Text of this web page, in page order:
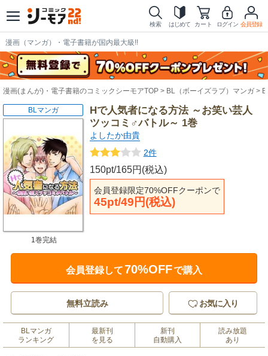
検索 はじめて カート ログイン 会員登録
漫画（マンガ）・電子書籍が国内最大級!!
漫画(まんが)・電子書籍のコミックシーモアTOP BL（ボーイズラブ）マンガ
Hで人気者になる方法 ～お笑い芸人
ツッコミ♂バトル～ 1巻
よしたか由貴
2件
150pt/165円(税込)
会員登録限定70%OFFクーポンで
45pt/49円(税込)
BLマンガ
1巻完結
会員登録して70%OFFで購入
無料立読み お気に入り
BLマンガ
ランキング
最新刊
を見る
新刊
自動購入
読み放題
あり